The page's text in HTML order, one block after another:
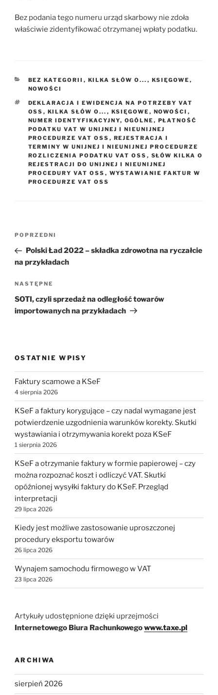
Bez podania tego numeru urząd skarbowy nie zdoła
właściwie zidentyfikować otrzymanej wpłaty podatku.
KATEGORIE
BEZ KATEGORII , KILKA SŁÓW O... , KSIĘGOWE ,
NOWOŚCI
TAGI
DEKLARACJA I EWIDENCJA NA POTRZEBY VAT
OSS , KILKA SŁÓW O... , KSIĘGOWE , NOWOŚCI ,
NUMER IDENTYFIKACYJNY, OGÓLNE , PŁATNOŚĆ
PODATKU VAT W UNIJNEJ I NIEUNIJNEJ
PROCEDURZE VAT OSS , REJESTRACJA I
TERMINY W UNIJNEJ I NIEUNIJNEJ PROCEDURZE
ROZLICZENIA PODATKU VAT OSS , SŁÓW KILKA O
REJESTRACJI DO UNIJNEJ I NIEUNIJNEJ
PROCEDURY VAT OSS , WYSTAWIANIE FAKTUR W
PROCEDURZE VAT OSS
Nawigacja
Poprzedni
wpis
POPRZEDNI
Polski Ład 2022 – składka zdrowotna na ryczałcie
na przykładach
Następny
wpis
NASTĘPNE
SOTI, czyli sprzedaż na odległość towarów
importowanych na przykładach
OSTATNIE WPISY
Faktury scamowe a KSeF
4 sierpnia 2026
KSeF a faktury korygujące – czy nadal wymagane jest
potwierdzenie uzgodnienia warunków korekty. Skutki
wystawiania i otrzymywania korekt poza KSeF
1 sierpnia 2026
KSeF a otrzymanie faktury w formie papierowej – czy
można rozpoznać koszt i odliczyć VAT. Skutki
opóźnionej wysyłki faktury do KSeF. Przegląd
interpretacji
29 lipca 2026
Kiedy jest możliwe zastosowanie uproszczonej
procedury eksportu towarów
26 lipca 2026
Wynajem samochodu firmowego w VAT
23 lipca 2026
Artykuły udostępnione dzięki uprzejmości
Internetowego Biura Rachunkowegowww.taxe.pl
ARCHIWA
sierpień 2026